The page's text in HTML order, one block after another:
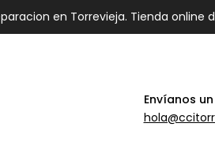
en Torrevieja. Tienda online
Envíanos